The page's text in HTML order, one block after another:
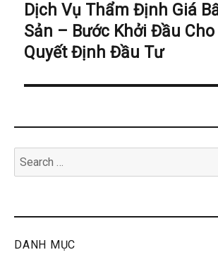
Bài
tiếp
theo:
Dịch Vụ Thẩm Định Giá
Sản – Bước Khởi Đầu
Quyết Định Đầu Tư
Search
for:
DANH MỤC